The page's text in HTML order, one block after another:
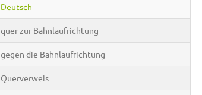
Deutsch
quer zur Bahnlaufrichtung
gegen die Bahnlaufrichtung
Querverweis